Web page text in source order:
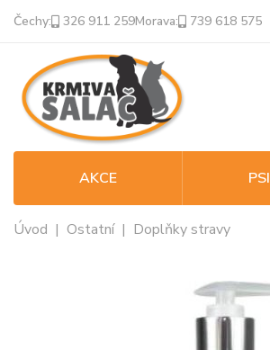
Čechy: 326 911 259Morava: 739 618 575
AKCE PSI
Úvod | Ostatní | Doplňky stravy